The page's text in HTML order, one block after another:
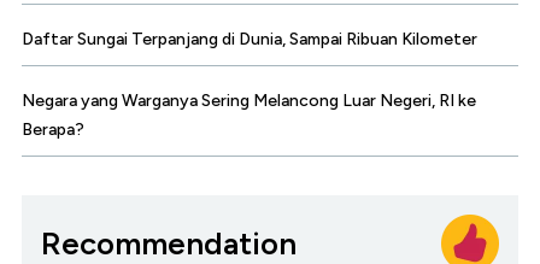
Daftar Sungai Terpanjang di Dunia, Sampai Ribuan Kilometer
Negara yang Warganya Sering Melancong Luar Negeri, RI ke
Berapa?
Recommendation